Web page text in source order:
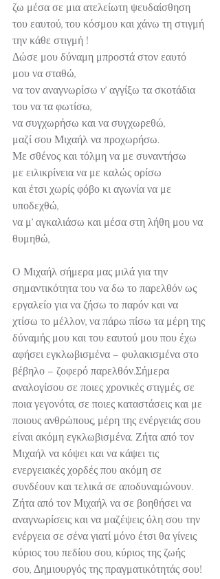
ζω μέσα σε μια ατελείωτη ψευδαίσθηση
του εαυτού, του κόσμου και χάνω τη στιγμή
την κάθε στιγμή !
Δώσε μου δύναμη μπροστά στον εαυτό
μου να σταθώ,
να τον αναγνωρίσω ν’ αγγίξω τα σκοτάδια
του να τα φωτίσω,
να συγχωρήσω και να συγχωρεθώ,
μαζί σου Μιχαήλ να προχωρήσω.
Με σθένος και τόλμη να με συναντήσω
με ειλικρίνεια να με καλώς ορίσω
και έτσι χωρίς φόβο κι αγωνία να με
υποδεχθώ,
να μ’ αγκαλιάσω και μέσα στη λήθη μου να
θυμηθώ,
Ο Μιχαήλ σήμερα μας μιλά για την
σημαντικότητα του να δω το παρελθόν ως
εργαλείο για να ζήσω το παρόν και να
χτίσω το μέλλον, να πάρω πίσω τα μέρη της
δύναμής μου και του εαυτού μου που έχω
αφήσει εγκλωβισμένα – φυλακισμένα στο
βέβηλο – ζοφερό παρελθόν.Σήμερα
αναλογίσου σε ποιες χρονικές στιγμές, σε
ποια γεγονότα, σε ποιες καταστάσεις και με
ποιους ανθρώπους, μέρη της ενέργειάς σου
είναι ακόμη εγκλωβισμένα. Ζήτα από τον
Μιχαήλ να κόψει και να κάψει τις
ενεργειακές χορδές που ακόμη σε
συνδέουν και τελικά σε αποδυναμώνουν.
Ζήτα από τον Μιχαήλ να σε βοηθήσει να
αναγνωρίσεις και να μαζέψεις όλη σου την
ενέργεια σε σένα γιατί μόνο έτσι θα γίνεις
κύριος του πεδίου σου, κύριος της ζωής
σου, Δημιουργός της πραγματικότητάς σου!